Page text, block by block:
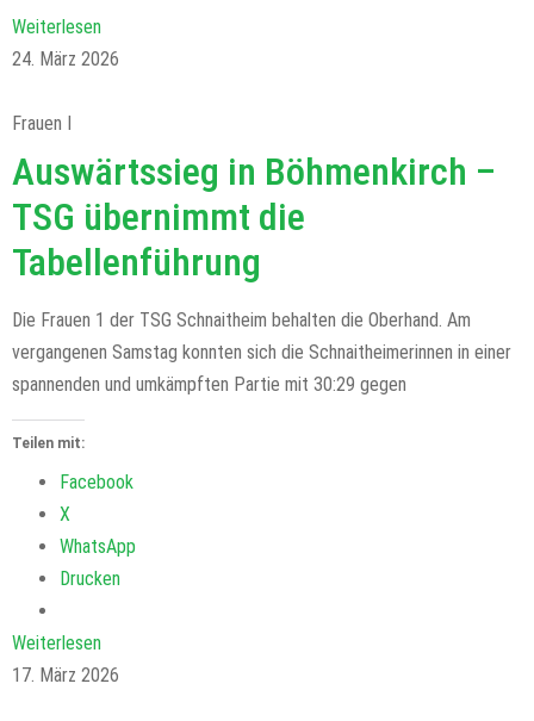
Weiterlesen
24. März 2026
Frauen I
Auswärtssieg in Böhmenkirch –
TSG übernimmt die
Tabellenführung
Die Frauen 1 der TSG Schnaitheim behalten die Oberhand. Am
vergangenen Samstag konnten sich die Schnaitheimerinnen in einer
spannenden und umkämpften Partie mit 30:29 gegen
Teilen mit:
Facebook
X
WhatsApp
Drucken
Weiterlesen
17. März 2026